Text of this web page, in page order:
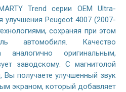
Trend серии OEM Ultra-
улучшения Peugeot 4007 (2007-
сохраняя при этом
автомобиля. Качество
аналогично оригинальным,
заводскому. С магнитолой
Вы получаете улучшенный звук
экраном, который добавляет